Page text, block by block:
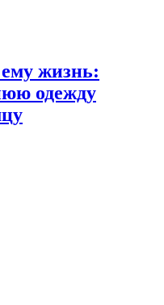
жизнь:
одежду